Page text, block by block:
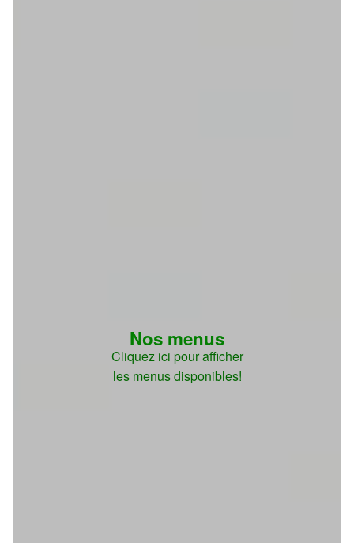
Nos menus
Cliquez ici pour afficher
les menus disponibles!